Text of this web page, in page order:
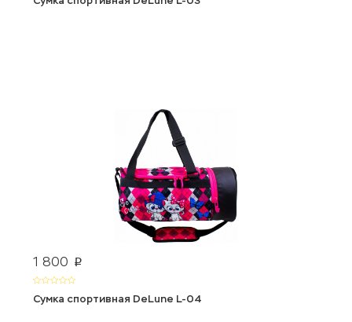
1 800 p
Сумка спортивная DeLune L-04